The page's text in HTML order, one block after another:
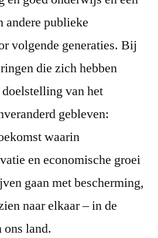
publieke
volgende generaties. Bij
die zich hebben
van het
gebleven:
waarin
en economische groei
gaan met bescherming,
naar elkaar – in de
ons land.